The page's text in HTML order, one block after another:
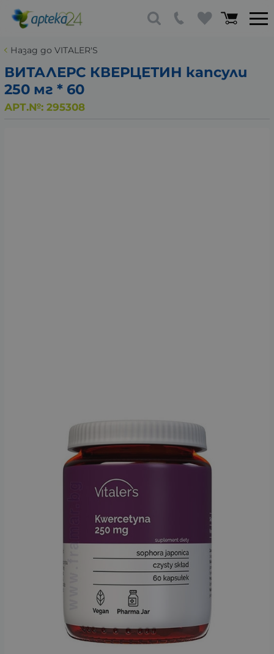
Назад до VITALER'S
ВИТАЛЕРС КВЕРЦЕТИН капсули
250 мг * 60
АРТ.№: 295308